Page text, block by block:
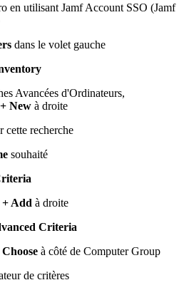
en utilisant Jamf Account SSO (Jamf
dans le volet gauche
Avancées d'Ordinateurs,
+ New à droite
cette recherche
souhaité
+ Add à droite
Criteria
Choose à côté de Computer Group
de critères